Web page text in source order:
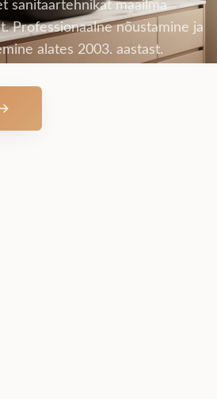
sanitaartehnikat maailma
Professionaalne nõustamine ja
alates 2003. aastast.